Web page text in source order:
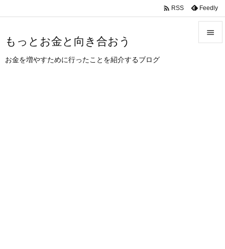
もっとお金と向き合おう
お金を増やすために行ったことを紹介するブログ

 RSS Feedly